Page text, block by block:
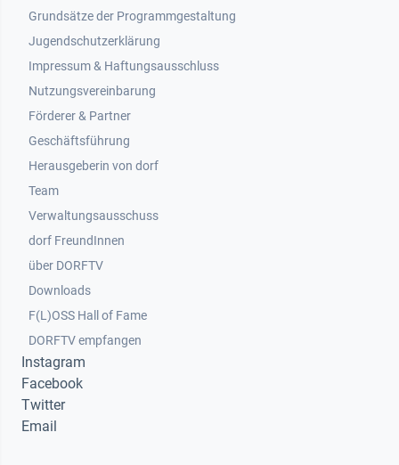
Grundsätze der Programmgestaltung
Jugendschutzerklärung
Impressum & Haftungsausschluss
Nutzungsvereinbarung
Footer 2
Förderer & Partner
Geschäftsführung
Herausgeberin von dorf
Team
Verwaltungsausschuss
dorf FreundInnen
Footer 3
über DORFTV
Downloads
F(L)OSS Hall of Fame
Footer 4
DORFTV empfangen
Instagram
Facebook
Twitter
Email